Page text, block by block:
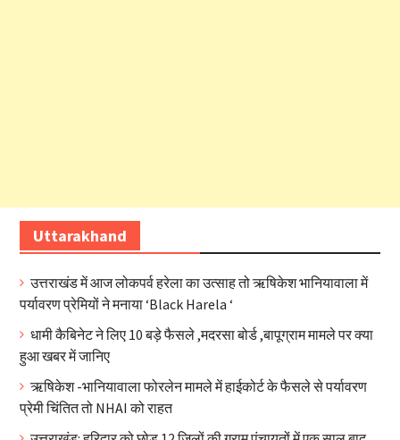
Uttarakhand
उत्तराखंड में आज लोकपर्व हरेला का उत्साह तो ऋषिकेश भानियावाला में
पर्यावरण प्रेमियों ने मनाया ‘Black Harela ‘
धामी कैबिनेट ने लिए 10 बड़े फैसले ,मदरसा बोर्ड ,बापूग्राम मामले पर क्या
हुआ खबर में जानिए
ऋषिकेश -भानियावाला फोरलेन मामले में हाईकोर्ट के फैसले से पर्यावरण
प्रेमी चिंतित तो NHAI को राहत